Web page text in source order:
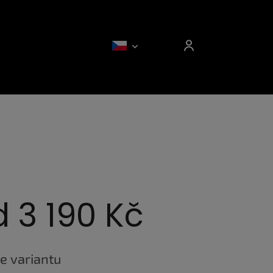
3 190 Kč
variantu